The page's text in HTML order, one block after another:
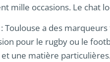
mille occasions. Le chat
Toulouse a des
pour le rugby ou le
une matière